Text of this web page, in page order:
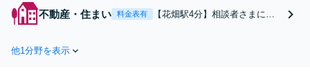
「離婚後の生活再建に関する相
不動産・住まい 料金表有
【花畑駅4分】相談者さまに寄
他1分野を表示